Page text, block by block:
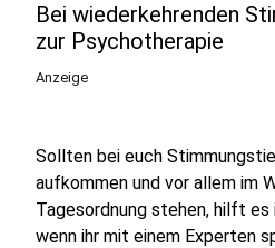
Bei wiederkehrenden
zur Psychotherapie
Anzeige
Sollten bei euch
aufkommen und vor allem im
Tagesordnung stehen, hilft es
wenn ihr mit einem Experten